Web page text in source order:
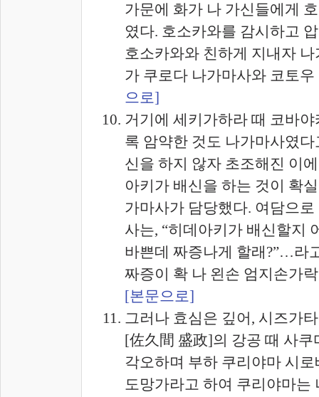
가문에 화가 나 가신들에게
였다. 호소카와를 감시하고
호소카와와 친하게 지내자
가 쿠로다 나가마사와 코토
으로]
거기에 세키가하라 때 코바
록 암약한 것도 나가마사였
신을 하지 않자 초조해진 이
아키가 배신을 하는 것이 확
가마사가 담당했다. 여담으
사는, “히데아키가 배신할지
바쁜데 짜증나게 할래?”…라
짜증이 확 나 왼손 엄지손가
[본문으로]
그러나 효심은 깊어, 시즈가
[佐久間 盛政]의 강공 때 사
각오하며 부하 쿠리야마 시
도망가라고 하여 쿠리야마는